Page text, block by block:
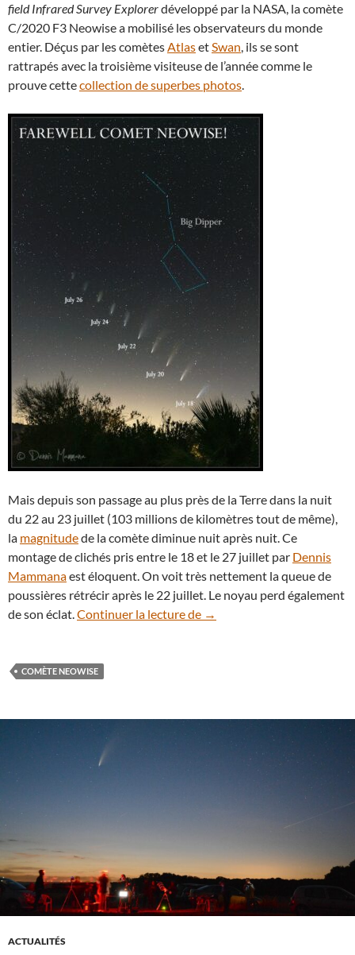
field Infrared Survey Explorerdéveloppé par la NASA, la comète
C/2020 F3 Neowise a mobilisé les observateurs du monde
entier. Déçus par les comètesAtlasetSwan, ils se sont
rattrapés avec la troisième visiteuse de l’année comme le
prouve cettecollection de superbes photos.
Mais depuis son passage au plus près de la Terre dans la nuit
du 22 au 23 juillet (103 millions de kilomètres tout de même),
la magnitudede la comète diminue nuit après nuit. Ce
montage de clichés pris entre le 18 et le 27 juillet par Dennis
Mammanaest éloquent. On voit très nettement la queue de
poussières rétrécir après le 22 juillet. Le noyau perd également
de son éclat.Continuer la lecture de Clap de fin pour la comète
→
COMÈTE NEOWISE
ACTUALITÉS